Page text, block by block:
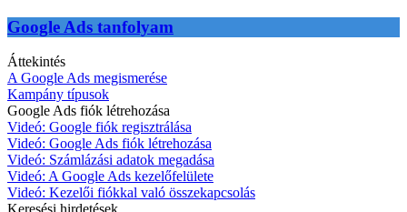
Google Ads tanfolyam
Áttekintés
A Google Ads megismerése
Kampány típusok
Google Ads fiók létrehozása
Videó: Google fiók regisztrálása
Videó: Google Ads fiók létrehozása
Videó: Számlázási adatok megadása
Videó: A Google Ads kezelőfelülete
Videó: Kezelői fiókkal való összekapcsolás